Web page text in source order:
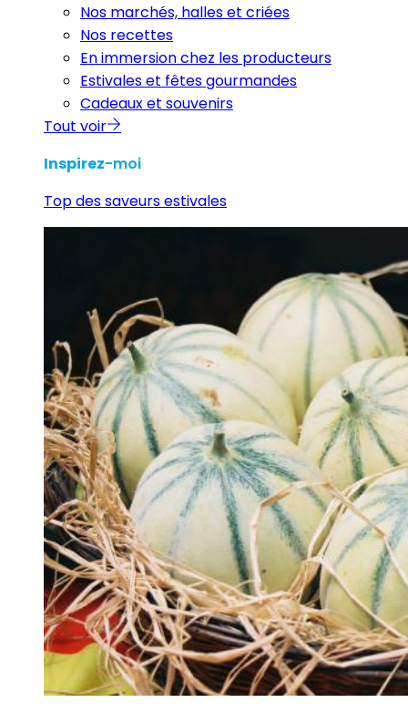
Nos marchés, halles et criées
Nos recettes
En immersion chez les producteurs
Estivales et fêtes gourmandes
Cadeaux et souvenirs
Tout voir
Inspirez-moi
Top des saveurs estivales